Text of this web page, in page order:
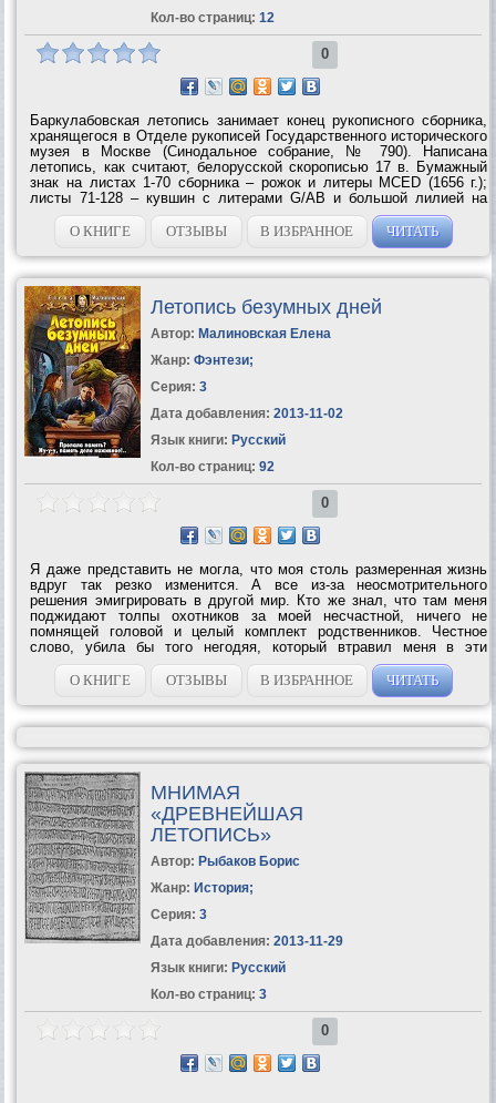
Кол-во страниц: 12
0
Баркулабовская летопись занимает конец рукописного сборника,
хранящегося в Отделе рукописей Государственного исторического
музея в Москве (Синодальное собрание, № 790). Написана
летопись, как считают, белорусской скорописью 17 в. Бумажный
знак на листах 1-70 сборника – рожок и литеры MCED (1656 г.);
листы 71-128 – кувшин с литерами G/AB и большой лилией на
поддоне (1651 г.); листы 129-174 – петух в гербовом щите и над
щитом литеры SOLA (1660 г.)....
О КНИГЕ ОТЗЫВЫ В ИЗБРАННОЕ ЧИТАТЬ
Летопись безумных дней
Автор: Малиновская Елена
Жанр: Фэнтези;
Серия: 3
Дата добавления: 2013-11-02
Язык книги: Русский
Кол-во страниц: 92
0
Я даже представить не могла, что моя столь размеренная жизнь
вдруг так резко изменится. А все из-за неосмотрительного
решения эмигрировать в другой мир. Кто же знал, что там меня
поджидают толпы охотников за моей несчастной, ничего не
помнящей головой и целый комплект родственников. Честное
слово, убила бы того негодяя, который втравил меня в эти
приключения. Жаль, что он оказался моим супругом и просто
очень могущественным магом....
О КНИГЕ ОТЗЫВЫ В ИЗБРАННОЕ ЧИТАТЬ
МНИМАЯ
«ДРЕВНЕЙШАЯ
ЛЕТОПИСЬ»
Автор: Рыбаков Борис
Жанр: История;
Серия: 3
Дата добавления: 2013-11-29
Язык книги: Русский
Кол-во страниц: 3
0